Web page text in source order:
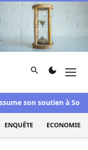
et d'investigation
Rechercher
son soutien à Sonko
ENQUÊTE ECONOMIE